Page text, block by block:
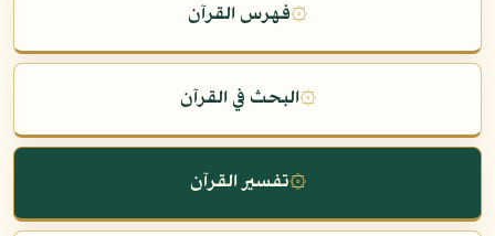
۞فهرس القرآن
۞البحث في القرآن
۞تفسير القرآن